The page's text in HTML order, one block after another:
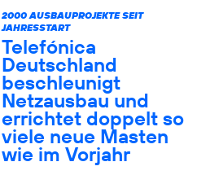
2000 AUSBAUPROJEKTE SEIT
JAHRESSTART
Telefónica
Deutschland
beschleunigt
Netzausbau und
errichtet doppelt so
viele neue Masten
wie im Vorjahr